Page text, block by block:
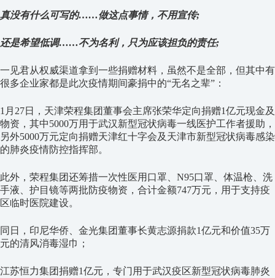
真没有什么可写的……做这点事情，不用宣传;
还是希望低调……不为名利，只为应该担负的责任;
一见君从权威渠道拿到一些捐赠材料，虽然不是全部，但其中有
很多企业家都是此次疫情期间豪捐中的“无名之辈”：
1月27日，天津荣程集团董事会主席张荣华定向捐赠1亿元现金及
物资，其中5000万用于武汉新型冠状病毒一线医护工作者援助，
另外5000万元定向捐赠天津红十字会及天津市新型冠状病毒感染
的肺炎疫情防控指挥部。
此外，荣程集团还筹措一次性医用口罩、N95口罩、体温枪、洗
手液、护目镜等两批防疫物资，合计金额747万元，用于支持疫
区临时医院建设。
同日，印尼华侨、金光集团董事长黄志源捐款1亿元和价值35万
元的清风消毒湿巾；
江苏恒力集团捐赠1亿元，专门用于武汉疫区新型冠状病毒肺炎